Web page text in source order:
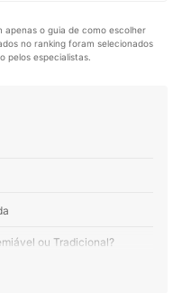
sustentável, ESG e
fundador e planejador
professor e coordenador da
os melhores produtos.
apenas o guia de como escolher
no ranking foram selecionados
pelos especialistas.
ou Tradicional?